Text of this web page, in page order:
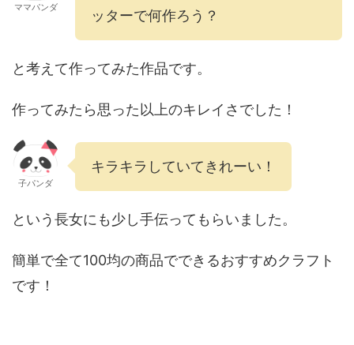
ママパンダ
ッターで何作ろう？
と考えて作ってみた作品です。
作ってみたら思った以上のキレイさでした！
子パンダ
キラキラしていてきれーい！
という長女にも少し手伝ってもらいました。
簡単で全て100均の商品でできるおすすめクラフト
です！